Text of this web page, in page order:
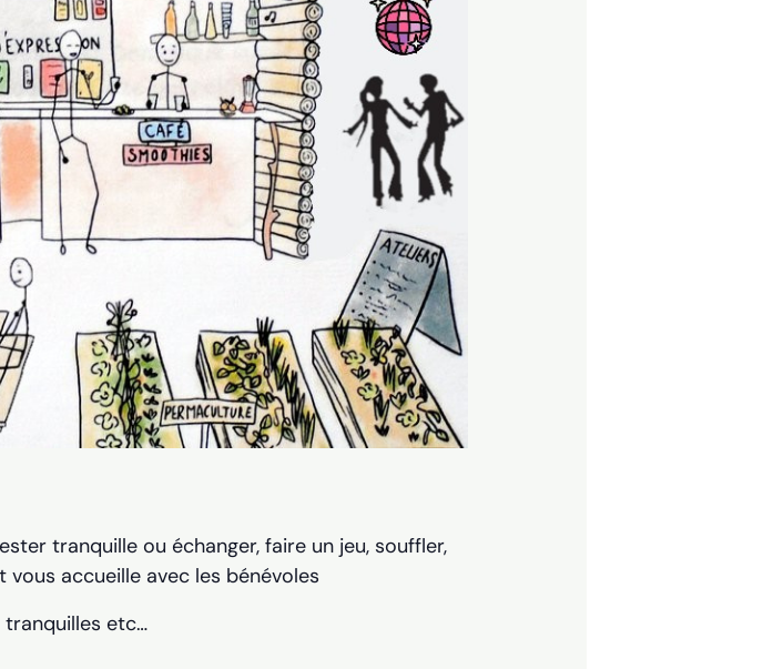
tranquille ou échanger, faire un jeu, souffler,
accueille avec les bénévoles
tranquilles etc…